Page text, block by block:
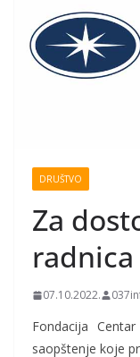
DRUŠTVO
Za
07.10.2022.
Fondacija
saopštenje koje